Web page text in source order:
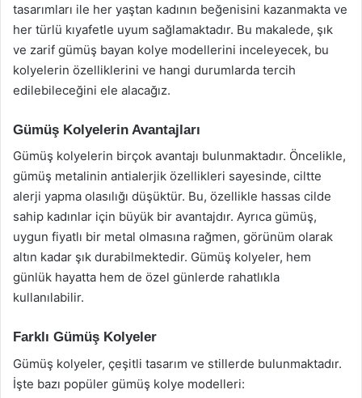
tasarımları ile her yaştan kadının beğenisini kazanmakta ve
her türlü kıyafetle uyum sağlamaktadır. Bu makalede, şık
ve zarif gümüş bayan kolye modellerini inceleyecek, bu
kolyelerin özelliklerini ve hangi durumlarda tercih
edilebileceğini ele alacağız.
Gümüş Kolyelerin Avantajları
Gümüş kolyelerin birçok avantajı bulunmaktadır. Öncelikle,
gümüş metalinin antialerjik özellikleri sayesinde, ciltte
alerji yapma olasılığı düşüktür. Bu, özellikle hassas cilde
sahip kadınlar için büyük bir avantajdır. Ayrıca gümüş,
uygun fiyatlı bir metal olmasına rağmen, görünüm olarak
altın kadar şık durabilmektedir. Gümüş kolyeler, hem
günlük hayatta hem de özel günlerde rahatlıkla
kullanılabilir.
Farklı Gümüş Kolyeler
Gümüş kolyeler, çeşitli tasarım ve stillerde bulunmaktadır.
İşte bazı popüler gümüş kolye modelleri: